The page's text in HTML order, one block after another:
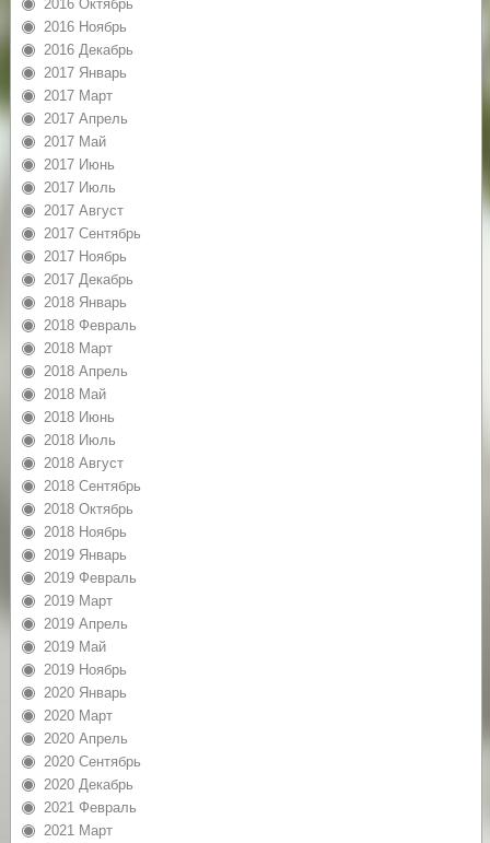
2016 Октябрь
2016 Ноябрь
2016 Декабрь
2017 Январь
2017 Март
2017 Апрель
2017 Май
2017 Июнь
2017 Июль
2017 Август
2017 Сентябрь
2017 Ноябрь
2017 Декабрь
2018 Январь
2018 Февраль
2018 Март
2018 Апрель
2018 Май
2018 Июнь
2018 Июль
2018 Август
2018 Сентябрь
2018 Октябрь
2018 Ноябрь
2019 Январь
2019 Февраль
2019 Март
2019 Апрель
2019 Май
2019 Ноябрь
2020 Январь
2020 Март
2020 Апрель
2020 Сентябрь
2020 Декабрь
2021 Февраль
2021 Март